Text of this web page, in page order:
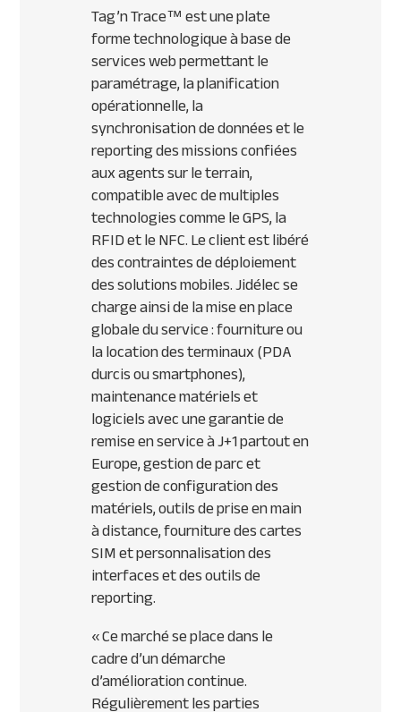
Tag’n Trace™ est une plate
forme technologique à base de
services web permettant le
paramétrage, la planification
opérationnelle, la
synchronisation de données et le
reporting des missions confiées
aux agents sur le terrain,
compatible avec de multiples
technologies comme leGPS, la
RFIDet leNFC. Le client est libéré
des contraintes de déploiement
des solutions mobiles. Jidélec se
charge ainsi de la mise en place
globale du service : fourniture ou
la location des terminaux (PDA
durcis ou smartphones),
maintenance matériels et
logiciels avec une garantie de
remise en service à J+1 partout en
Europe, gestion de parc et
gestion de configuration des
matériels, outils de prise en main
à distance, fourniture des cartes
SIMet personnalisation des
interfaces et des outils de
reporting.
« Ce marché se place dans le
cadre d’un démarche
d’amélioration continue.
Régulièrement les parties